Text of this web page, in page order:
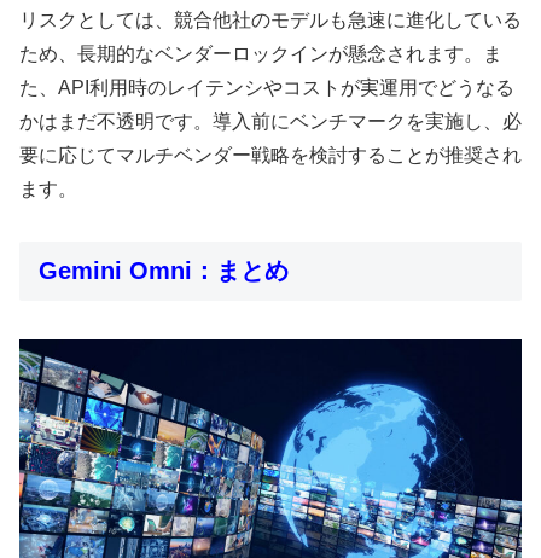
リスクとしては、競合他社のモデルも急速に進化している
ため、長期的なベンダーロックインが懸念されます。ま
た、API利用時のレイテンシやコストが実運用でどうなる
かはまだ不透明です。導入前にベンチマークを実施し、必
要に応じてマルチベンダー戦略を検討することが推奨され
ます。
Gemini Omni：まとめ